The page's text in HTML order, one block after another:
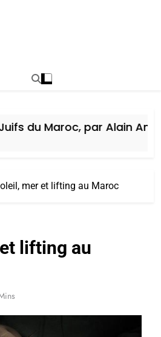
du Maroc, par Alain Amiel
mer et lifting au Maroc
lifting au